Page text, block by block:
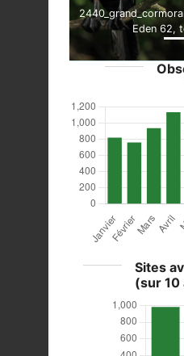
Eden 62,
Sites
(sur 10